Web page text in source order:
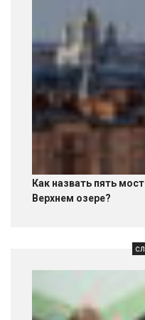
Как назвать пять
Верхнем озере?